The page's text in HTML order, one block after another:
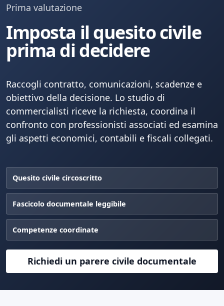
Prima valutazione
Imposta il quesito civile
prima di decidere
Raccogli contratto, comunicazioni, scadenze e
obiettivo della decisione. Lo studio di
commercialisti riceve la richiesta, coordina il
confronto con professionisti associati ed esamina
gli aspetti economici, contabili e fiscali collegati.
Quesito civile circoscritto
Fascicolo documentale leggibile
Competenze coordinate
Richiedi un parere civile documentale